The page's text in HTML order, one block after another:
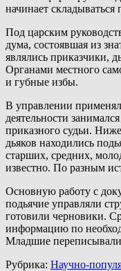
начинает складываться
Под царским
дума, состоявшая из
являлись приказчики,
Органами местного
и губные избы.
В управлении
деятельности
приказного судьи.
дьяков находились
старших, средних,
известно. По разным
Основную работу с
подьячие управляли
готовили черновики.
информацию по
Младшие переписывали
Рубрика: Научно-